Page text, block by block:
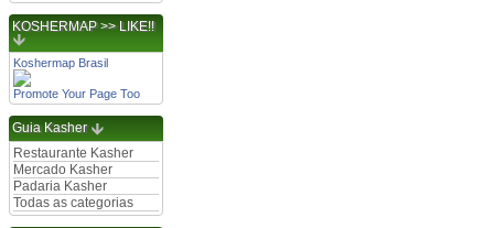
KOSHERMAP >> LIKE!!
Koshermap Brasil
Promote Your Page Too
Guia Kasher
Restaurante Kasher
Mercado Kasher
Padaria Kasher
Todas as categorias